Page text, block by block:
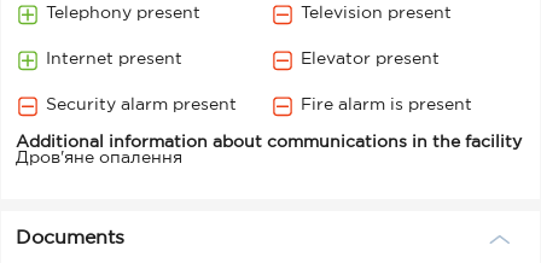
Telephony present Television present
Internet present Elevator present
Security alarm present Fire alarm is present
Additional information about communications in the facility
Дров'яне опалення
Documents